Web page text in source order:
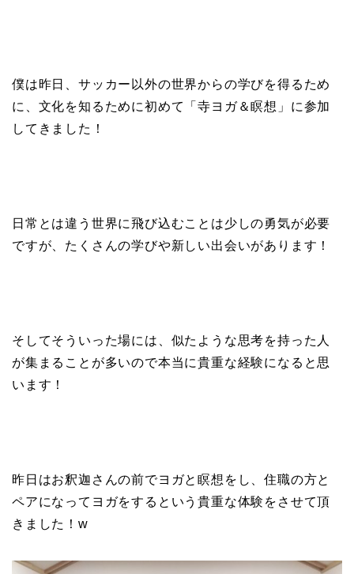
僕は昨日、サッカー以外の世界からの学びを得るため
に、文化を知るために初めて「寺ヨガ＆瞑想」に参加
してきました！
日常とは違う世界に飛び込むことは少しの勇気が必要
ですが、たくさんの学びや新しい出会いがあります！
そしてそういった場には、似たような思考を持った人
が集まることが多いので本当に貴重な経験になると思
います！
昨日はお釈迦さんの前でヨガと瞑想をし、住職の方と
ペアになってヨガをするという貴重な体験をさせて頂
きました！w